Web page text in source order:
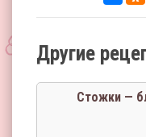
Другие
Стожки —